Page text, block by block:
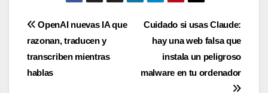
Navegación
de
entradas
Cuidado si usas Claude:
hay una web falsa que
instala un peligroso
malware en tu ordenador
OpenAI nuevas IA que
razonan, traducen y
transcriben mientras
hablas